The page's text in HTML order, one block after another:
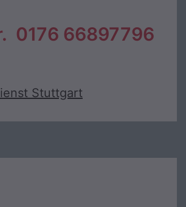
0176 66897796
Stuttgart